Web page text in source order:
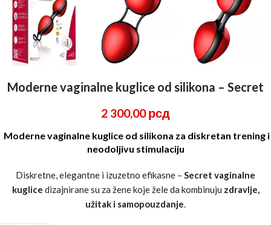
Moderne vaginalne kuglice od silikona – Secret
2 300,00рсд
Moderne vaginalne kuglice od silikona za diskretan trening i
neodoljivu stimulaciju
Diskretne, elegantne i izuzetno efikasne – Secret vaginalne
kuglice dizajnirane su za žene koje žele da kombinuju zdravlje,
užitak i samopouzdanje.